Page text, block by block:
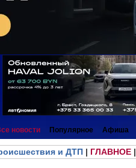
новости Популярное Афиша
и ДТП| ГЛАВНОЕ|